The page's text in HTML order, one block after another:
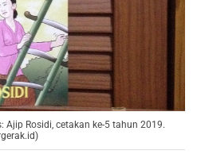
Ajip Rosidi, cetakan ke-5 tahun 2019.